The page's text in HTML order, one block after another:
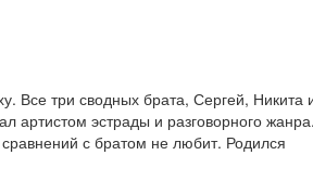
Все три сводных брата, Сергей, Никита
артистом эстрады и разговорного жанра.
сравнений с братом не любит. Родился